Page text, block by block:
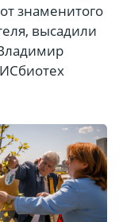
знаменитого
высадили